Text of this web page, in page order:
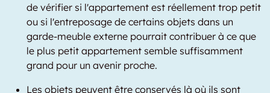
de vérifier si l'appartement est réellement trop petit
ou si l'entreposage de certains objets dans un
garde-meuble externe pourrait contribuer à ce que
le plus petit appartement semble suffisamment
grand pour un avenir proche.
Les objets peuvent être conservés là où ils sont